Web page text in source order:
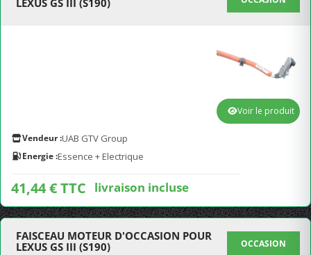
LEXUS GS III (S190)
Vendeur :UAB GTV Group
Energie :Essence + Electrique
41,44 € TTC livraison incluse
Voir le produit
FAISCEAU MOTEUR D'OCCASION POUR
LEXUS GS III (S190)
OCCASION